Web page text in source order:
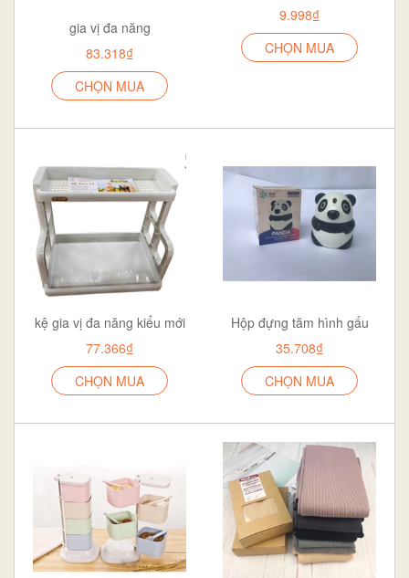
gia vị đa năng
83.318₫
CHỌN MUA
9.998₫
CHỌN MUA
kệ gia vị đa năng kiểu mới
77.366₫
CHỌN MUA
Hộp đựng tăm hình gấu
35.708₫
CHỌN MUA